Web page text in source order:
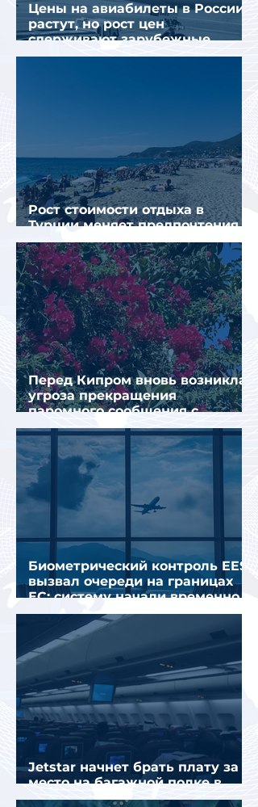
Цены на авиабилеты в России
растут, но рост цен
сдерживают зарубежные
конкуренты
Рост стоимости отдыха в
Турции меняет предпочтения
туристов
Перед Кипром вновь возникла
угроза прекращения
паромного сообщения с
Грецией
Биометрический контроль EES
вызвал очереди на границах
ЕС: систему начали временно
отключать
Jetstar начнет брать плату за
место на багажной полке в
салоне самолета